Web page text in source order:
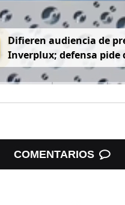
Difieren audiencia de pr
Inverplux; defensa pide
COMENTARIOS